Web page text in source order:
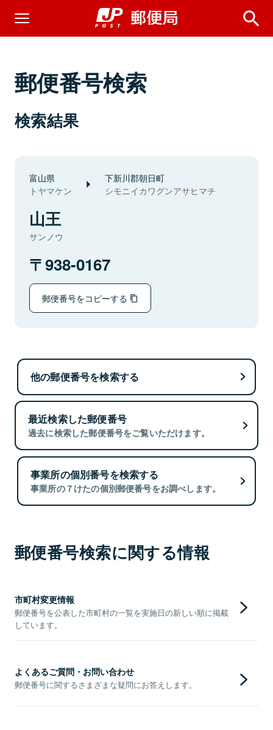
郵便番号検索
検索結果
富山県
トヤマケン
下新川郡朝日町
シモニイカワグンアサヒマチ
山王
サンノウ
938-0167
郵便番号をコピーする
他の郵便番号を検索する
最近検索した郵便番号
過去に検索した郵便番号をご覧いただけます。
事業所の個別番号を検索する
事業所の７けたの個別郵便番号をお調べします。
郵便番号検索に関する情報
市町村変更情報
郵便番号を公表した市町村の一覧を実施日の新しい順に掲載
しています。
よくあるご質問・お問い合わせ
郵便番号に関するさまざまな疑問にお答えします。